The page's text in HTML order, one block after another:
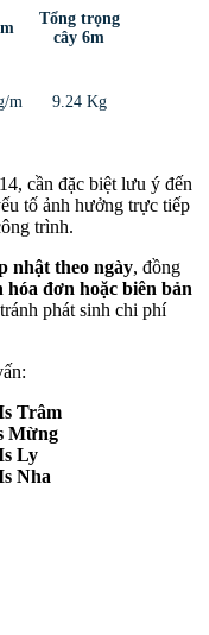
Tổng trọng
cây 6m
m 9.24 Kg
cần đặc biệt lưu ý đến
tố ảnh hưởng trực tiếp
trình.
nhật theo ngày, đồng
đơn hoặc biên bản
phát sinh chi phí
Trâm
Mừng
Ly
Nha